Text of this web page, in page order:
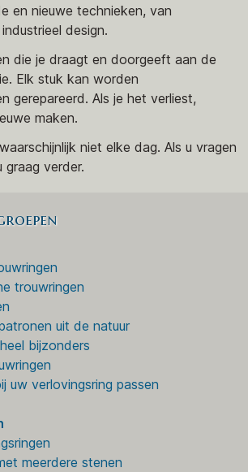
en nieuwe technieken, van
design.
die je draagt en doorgeeft aan de
Elk stuk kan worden
gerepareerd. Als je het verliest,
maken.
niet elke dag. Als u vragen
graag verder.
trouwringen
uit de natuur
bijzonders
uw verlovingsring passen
meerdere stenen